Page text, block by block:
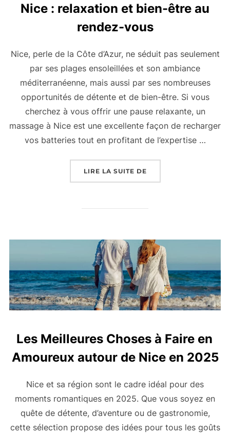
Nice : relaxation et bien-être au
rendez-vous
Nice, perle de la Côte d’Azur, ne séduit pas seulement
par ses plages ensoleillées et son ambiance
méditerranéenne, mais aussi par ses nombreuses
opportunités de détente et de bien-être. Si vous
cherchez à vous offrir une pause relaxante, un
massage à Nice est une excellente façon de recharger
vos batteries tout en profitant de l’expertise …
LIRE LA SUITE DE« LE GUIDE ULTIME
Les Meilleures Choses à Faire en
Amoureux autour de Nice en 2025
Nice et sa région sont le cadre idéal pour des
moments romantiques en 2025. Que vous soyez en
quête de détente, d’aventure ou de gastronomie,
cette sélection propose des idées pour tous les goûts